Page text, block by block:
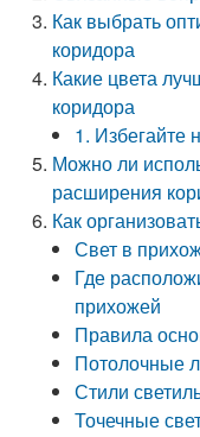
Как выбрать
коридора
Какие цвета
коридора
1. Избегайте
Можно ли
расширения
Как
Свет в
Где
прихожей
Правила
Потолочные
Стили
Точечные